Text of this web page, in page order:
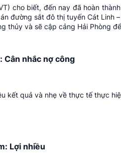
cho biết, đến nay đã hoàn
đường sắt đô thị tuyến Cát Linh
thủy và sẽ cập cảng Hải Phòng
nhắc nợ công
kết quả và nhẹ về thực tế thực
Lợi nhiều